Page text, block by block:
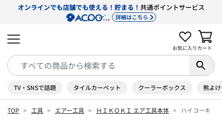
オンラインでも店舗でも使える！貯まる！ 共通ポイントサービス
詳細はこちら
お気に入り カート
TV・SNSで話題 タイルカーペット クーラーボックス 熊よ
TOP 工具 エアー工具 ＨＩＫＯＫＩ エア工具本体 ハイコーキ